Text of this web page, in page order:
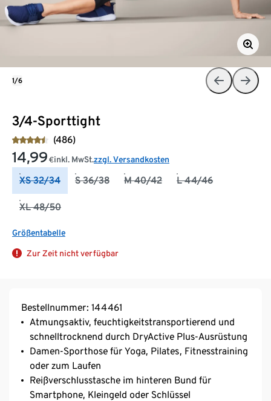
3/4-Sporttight
(486)
14,99 €inkl. MwSt.zzgl. Versandkosten
XS 32/34 S 36/38 M 40/42 L 44/46
XL 48/50
Größentabelle
Zur Zeit nicht verfügbar
1/6
Bestellnummer: 144461
Atmungsaktiv, feuchtigkeitstransportierend und
schnelltrocknend durch DryActive Plus-Ausrüstung
Damen-Sporthose für Yoga, Pilates, Fitnesstraining
oder zum Laufen
Reißverschlusstasche im hinteren Bund für
Smartphone, Kleingeld oder Schlüssel